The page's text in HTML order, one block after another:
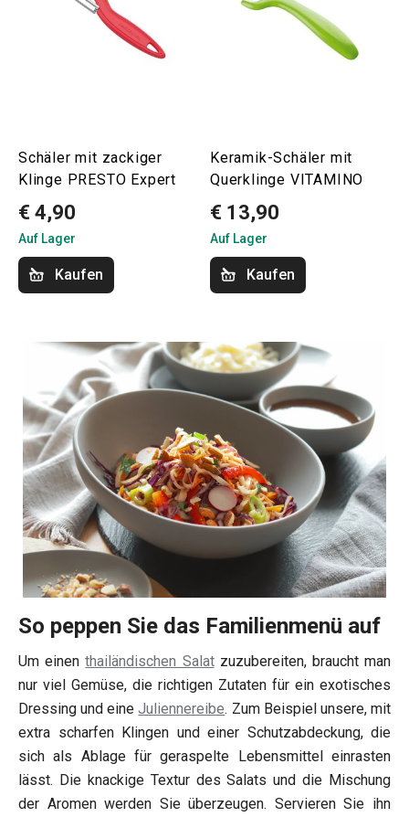
Schäler mit zackiger
Klinge PRESTO Expert
€ 4,90
Auf Lager
Kaufen
Keramik-Schäler mit
Querklinge VITAMINO
€ 13,90
Auf Lager
Kaufen
So peppen Sie das Familienmenü auf
Um einenthailändischen Salatzuzubereiten, braucht man
nur viel Gemüse, die richtigen Zutaten für ein exotisches
Dressing und eineJuliennereibe. Zum Beispiel unsere, mit
extra scharfen Klingen und einer Schutzabdeckung, die
sich als Ablage für geraspelte Lebensmittel einrasten
lässt. Die knackige Textur des Salats und die Mischung
der Aromen werden Sie überzeugen. Servieren Sie ihn